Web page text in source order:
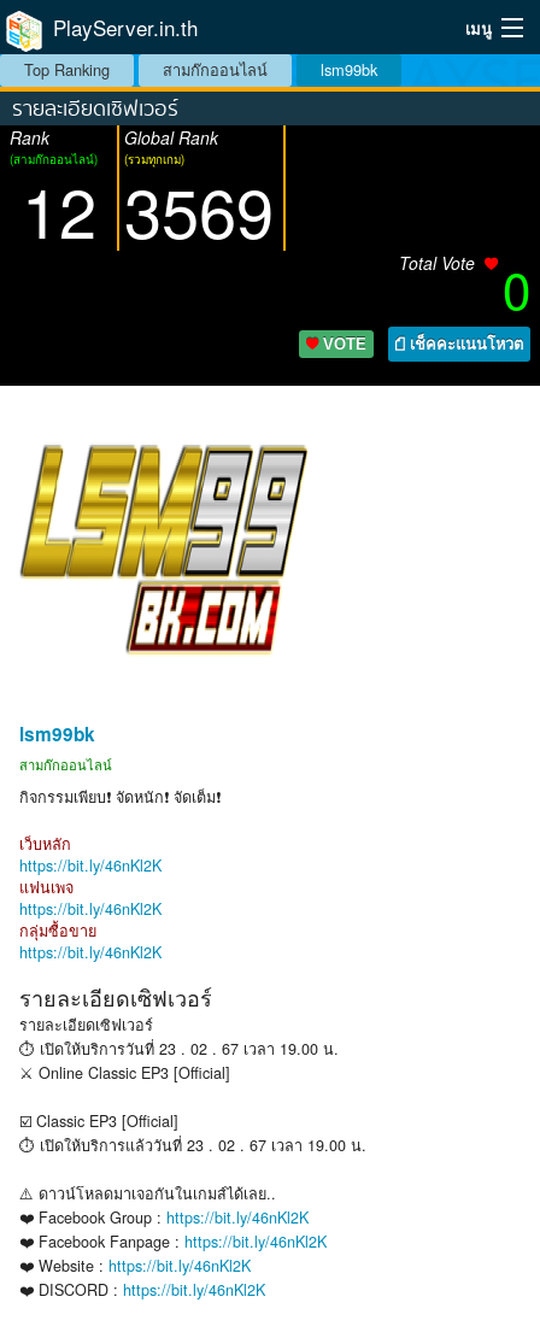
PlayServer.in.th เมนู
Home
Top Ranking Server
วิธีจัดอันดับ
ระบบสมาชิก
Top Ranking สามก๊กออนไลน์ lsm99bk
รายละเอียดเซิฟเวอร์
Rank
(สามก๊กออนไลน์)
12
Global Rank
(รวมทุกเกม)
3569
Total Vote 0
VOTE เช็คคะแนนโหวต
lsm99bk
สามก๊กออนไลน์
กิจกรรมเพียบ❗ จัดหนัก❗ จัดเต็ม❗
เว็บหลัก
https://bit.ly/46nKl2K
แฟนเพจ
https://bit.ly/46nKl2K
กลุ่มซื้อขาย
https://bit.ly/46nKl2K
รายละเอียดเซิฟเวอร์
รายละเอียดเซิฟเวอร์
⏱ เปิดให้บริการวันที่ 23 . 02 . 67 เวลา 19.00 น.
⚔️ Online Classic EP3 [Official]
☑️ Classic EP3 [Official]
⏱ เปิดให้บริการแล้ววันที่ 23 . 02 . 67 เวลา 19.00 น.
⚠️ ดาวน์โหลดมาเจอกันในเกมส์ได้เลย..
❤️ Facebook Group : https://bit.ly/46nKl2K
❤️ Facebook Fanpage : https://bit.ly/46nKl2K
❤️ Website : https://bit.ly/46nKl2K
❤️ DISCORD : https://bit.ly/46nKl2K